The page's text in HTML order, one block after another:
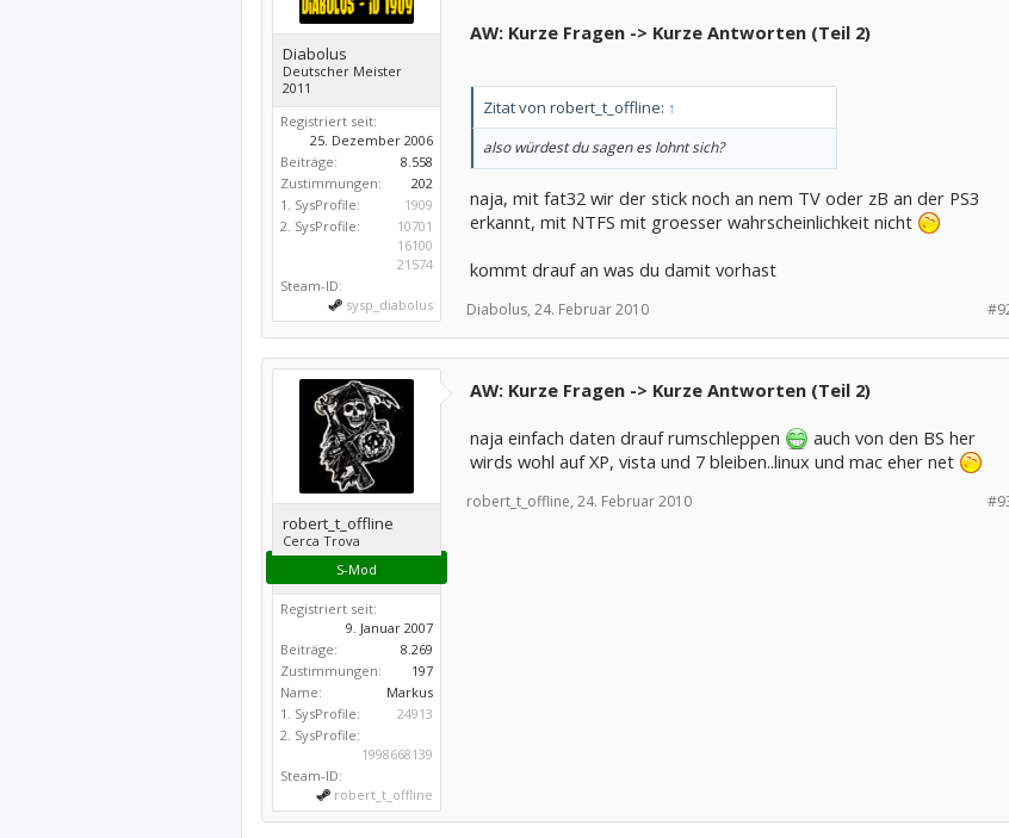
Diabolus
Deutscher Meister
2011
Registriert seit:
25. Dezember 2006
Beiträge:
8.558
Zustimmungen:
202
1. SysProfile:
1909
2. SysProfile:
10701
16100
21574
Steam-ID:
sysp_diabolus
AW: Kurze Fragen -> Kurze Antworten (Teil 2)
Zitat von robert_t_offline: ↑
also würdest du sagen es lohnt sich?
naja, mit fat32 wir der stick noch an nem TV oder zB an der PS3
erkannt, mit NTFS mit groesser wahrscheinlichkeit nicht
kommt drauf an was du damit vorhast
Diabolus, 24. Februar 2010
robert_t_offline
Cerca Trova
S-Mod
Registriert seit:
9. Januar 2007
Beiträge:
8.269
Zustimmungen:
197
Name:
Markus
1. SysProfile:
24913
2. SysProfile:
1998668139
Steam-ID:
robert_t_offline
AW: Kurze Fragen -> Kurze Antworten (Teil 2)
naja einfach daten drauf rumschleppen
auch von den BS her
wirds wohl auf XP, vista und 7 bleiben..linux und mac eher net
robert_t_offline, 24. Februar 2010